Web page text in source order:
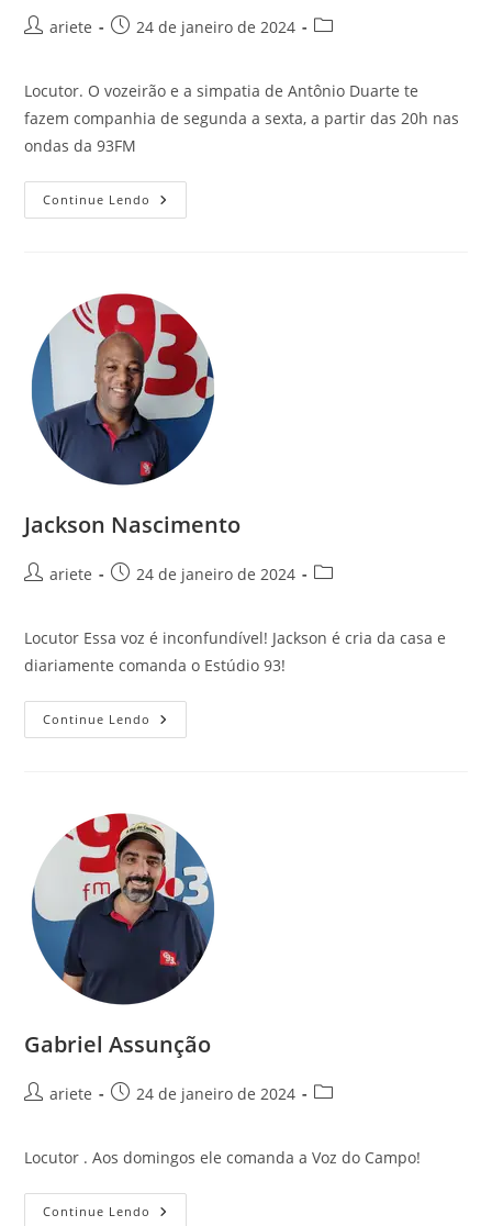
ariete 24 de janeiro de 2024
Locutor. O vozeirão e a simpatia de Antônio Duarte te
fazem companhia de segunda a sexta, a partir das 20h nas
ondas da 93FM
Continue Lendo
Jackson Nascimento
ariete 24 de janeiro de 2024
Locutor Essa voz é inconfundível! Jackson é cria da casa e
diariamente comanda o Estúdio 93!
Continue Lendo
Gabriel Assunção
ariete 24 de janeiro de 2024
Locutor . Aos domingos ele comanda a Voz do Campo!
Continue Lendo